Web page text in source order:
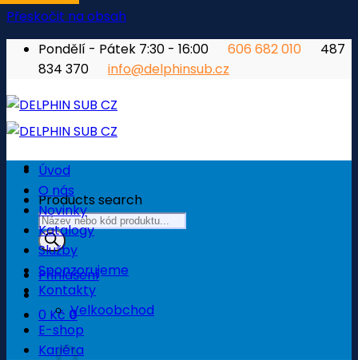
Přeskočit na obsah
Pondělí - Pátek 7:30 - 16:00
606 682 010
487
834 370
info@delphinsub.cz
Products search
Přihlášení
0 Kč 0
Košík
Úvod
O nás
Novinky
Katalogy
Služby
Sponzorujeme
Kontakty
Velkoobchod
E-shop
Kariéra